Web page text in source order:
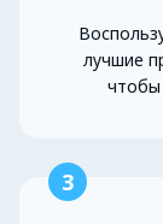
лучшие
чтобы
3